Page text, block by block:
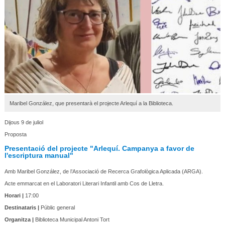
Maribel González, que presentarà el projecte Arlequí a la Biblioteca.
Dijous 9 de juliol
Proposta
Presentació del projecte "Arlequí. Campanya a favor de
l'escriptura manual"
Amb Maribel González, de l’Associació de Recerca Grafològica Aplicada (ARGA).
Acte emmarcat en el Laboratori Literari Infantil amb Cos de Lletra.
Horari |17:00
Destinataris |Públic general
Organitza |Biblioteca Municipal Antoni Tort